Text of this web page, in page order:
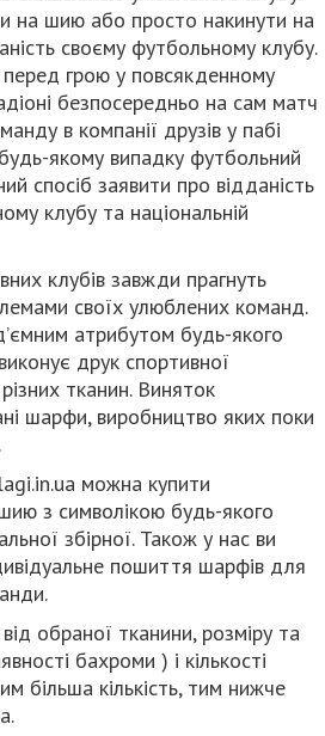
на шию або просто накинути на
своєму футбольному клубу.
грою у повсякденному
безпосередньо на сам матч
в компанії друзів у пабі
якому випадку футбольний
спосіб заявити про відданість
клубу та національній
клубів завжди прагнуть
своїх улюблених команд.
атрибутом будь-якого
друк спортивної
тканин. Виняток
шарфи, виробництво яких поки
можна купити
з символікою будь-якого
збірної. Також у нас ви
пошиття шарфів для
обраної тканини, розміру та
бахроми ) і кількості
більша кількість, тим нижче